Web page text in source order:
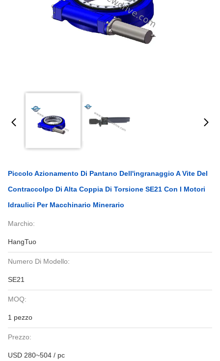
Piccolo Azionamento Di Pantano Dell'ingranaggio A Vite Del
Contraccolpo Di Alta Coppia Di Torsione SE21 Con I Motori
Idraulici Per Macchinario Minerario
Marchio:
HangTuo
Numero Di Modello:
SE21
MOQ:
1 pezzo
Prezzo:
USD 280~504 / pc